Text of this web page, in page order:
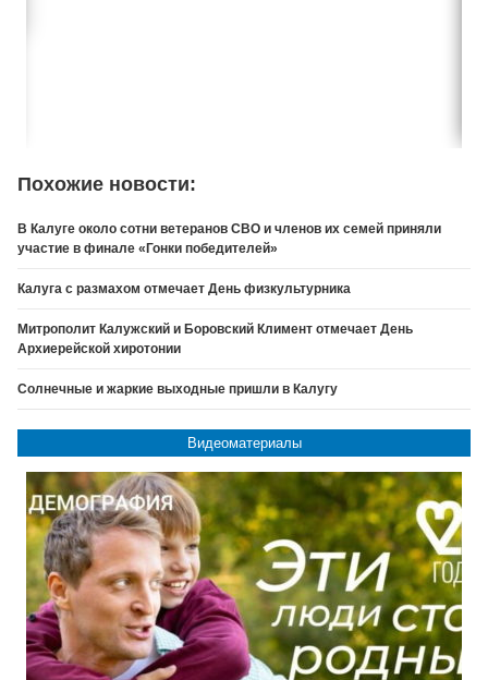
Похожие новости:
В Калуге около сотни ветеранов СВО и членов их семей приняли
участие в финале «Гонки победителей»
Калуга с размахом отмечает День физкультурника
Митрополит Калужский и Боровский Климент отмечает День
Архиерейской хиротонии
Солнечные и жаркие выходные пришли в Калугу
Видеоматериалы